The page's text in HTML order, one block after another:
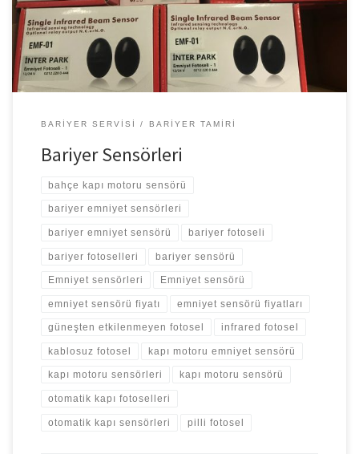
– Pilli Emniyet Sensörü – 8 Mt mesafeden okuyabilen – 12-24 V
enerji girişli […]
BARIYER SERVISI BARIYER TAMIRI
Bariyer Sensörleri
bahçe kapı motoru sensörü
bariyer emniyet sensörleri
bariyer emniyet sensörü bariyer fotoseli
bariyer fotoselleri bariyer sensörü
Emniyet sensörleri Emniyet sensörü
emniyet sensörü fiyatı emniyet sensörü fiyatları
güneşten etkilenmeyen fotosel infrared fotosel
kablosuz fotosel kapı motoru emniyet sensörü
kapı motoru sensörleri kapı motoru sensörü
otomatik kapı fotoselleri
otomatik kapı sensörleri pilli fotosel